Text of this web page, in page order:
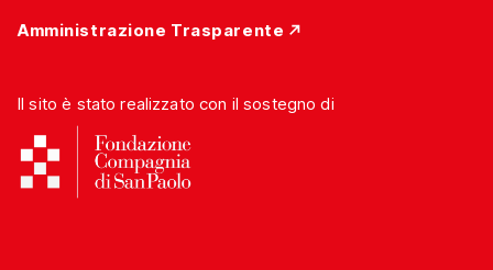
Amministrazione Trasparente
Il sito è stato realizzato con il sostegno di